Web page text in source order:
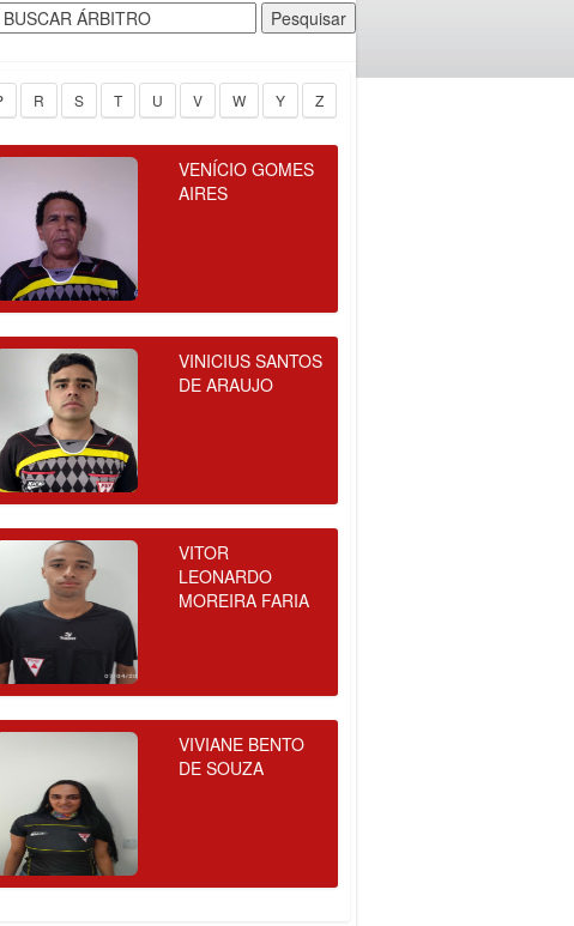
R S T U V W Y Z
VENÍCIO GOMES
AIRES
VINICIUS SANTOS
DE ARAUJO
VITOR
LEONARDO
MOREIRA FARIA
VIVIANE BENTO
DE SOUZA